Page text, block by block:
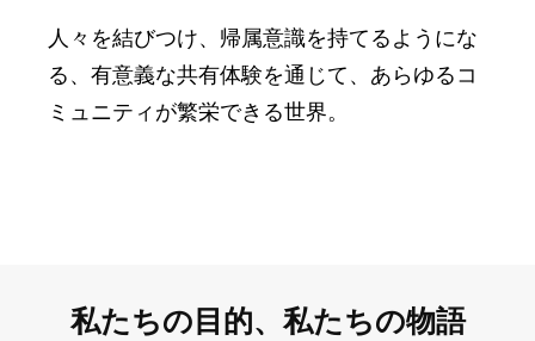
人々を結びつけ、帰属意識を持てるようにな
る、有意義な共有体験を通じて、あらゆるコ
ミュニティが繁栄できる世界。
私たちの目的、私たちの物語